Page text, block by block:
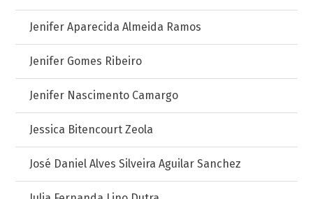
Jenifer Aparecida Almeida Ramos
Jenifer Gomes Ribeiro
Jenifer Nascimento Camargo
Jessica Bitencourt Zeola
José Daniel Alves Silveira Aguilar Sanchez